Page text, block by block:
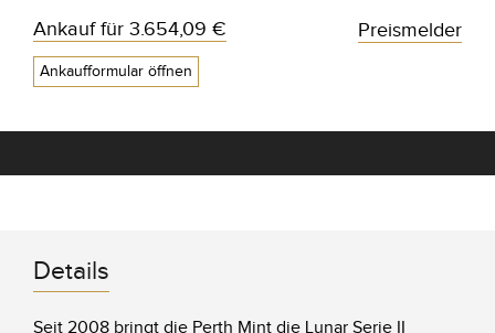
Ankauf für 3.654,09 €
Ankaufformular öffnen
Preismelder
Details
Seit 2008 bringt die Perth Mint die Lunar Serie II